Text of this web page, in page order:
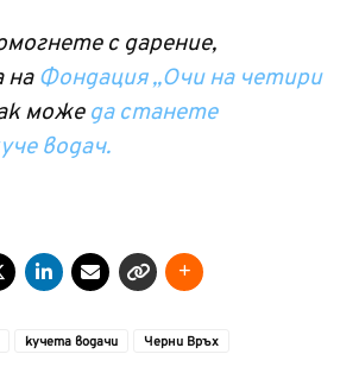
с дарение,
на Фондация „Очи на четири
може да станете
водач.
кучета водачи Черни Връх